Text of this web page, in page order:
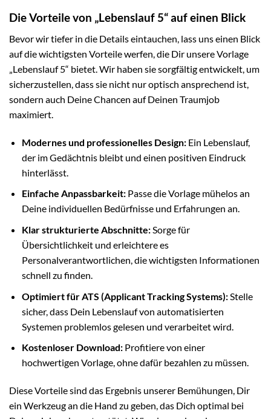
Die Vorteile von „Lebenslauf 5“ auf einen Blick
Bevor wir tiefer in die Details eintauchen, lass uns einen Blick
auf die wichtigsten Vorteile werfen, die Dir unsere Vorlage
„Lebenslauf 5“ bietet. Wir haben sie sorgfältig entwickelt, um
sicherzustellen, dass sie nicht nur optisch ansprechend ist,
sondern auch Deine Chancen auf Deinen Traumjob
maximiert.
Modernes und professionelles Design:Ein Lebenslauf,
der im Gedächtnis bleibt und einen positiven Eindruck
hinterlässt.
Einfache Anpassbarkeit:Passe die Vorlage mühelos an
Deine individuellen Bedürfnisse und Erfahrungen an.
Klar strukturierte Abschnitte:Sorge für
Übersichtlichkeit und erleichtere es
Personalverantwortlichen, die wichtigsten Informationen
schnell zu finden.
Optimiert für ATS (Applicant Tracking Systems):Stelle
sicher, dass Dein Lebenslauf von automatisierten
Systemen problemlos gelesen und verarbeitet wird.
Kostenloser Download:Profitiere von einer
hochwertigen Vorlage, ohne dafür bezahlen zu müssen.
Diese Vorteile sind das Ergebnis unserer Bemühungen, Dir
ein Werkzeug an die Hand zu geben, das Dich optimal bei